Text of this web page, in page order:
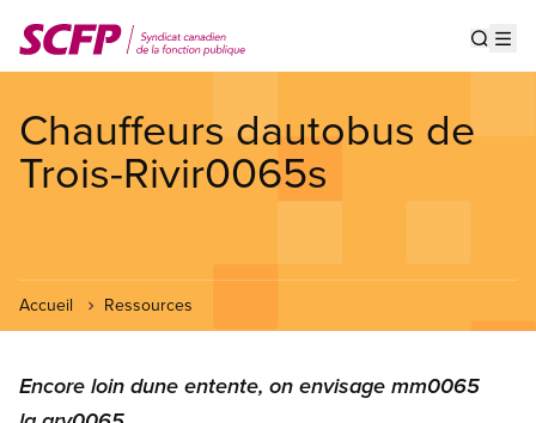
au
contenu
Chauffeurs dautobus de
Trois-Rivir0065s
Accueil Ressources
Encore loin dune entente, on envisage mm0065